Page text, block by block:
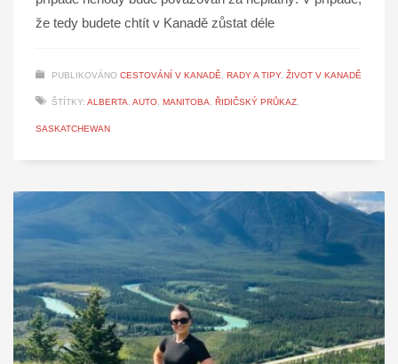
že tedy budete chtít v Kanadě zůstat déle
PUBLIKOVÁNO CESTOVÁNÍ V KANADĚ, RADY A TIPY, ŽIVOT V KANADĚ
ŠTÍTKY: ALBERTA, AUTO, MANITOBA, ŘIDIČSKÝ PRŮKAZ,
SASKATCHEWAN